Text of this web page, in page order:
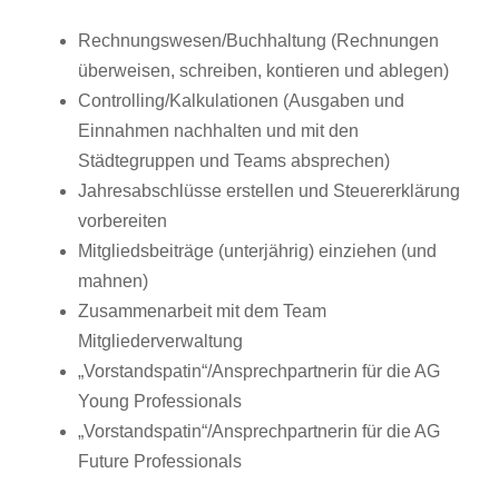
Rechnungswesen/Buchhaltung (Rechnungen
überweisen, schreiben, kontieren und ablegen)
Controlling/Kalkulationen (Ausgaben und
Einnahmen nachhalten und mit den
Städtegruppen und Teams absprechen)
Jahresabschlüsse erstellen und Steuererklärung
vorbereiten
Mitgliedsbeiträge (unterjährig) einziehen (und
mahnen)
Zusammenarbeit mit dem Team
Mitgliederverwaltung
„Vorstandspatin“/Ansprechpartnerin für die AG
Young Professionals
„Vorstandspatin“/Ansprechpartnerin für die AG
Future Professionals